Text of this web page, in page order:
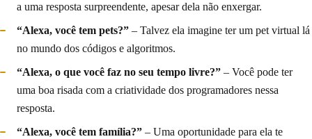
a uma resposta surpreendente, apesar dela não enxergar.
“Alexa, você tem pets?” – Talvez ela imagine ter um pet virtual lá
no mundo dos códigos e algoritmos.
“Alexa, o que você faz no seu tempo livre?” – Você pode ter
uma boa risada com a criatividade dos programadores nessa
resposta.
“Alexa, você tem família?” – Uma oportunidade para ela te